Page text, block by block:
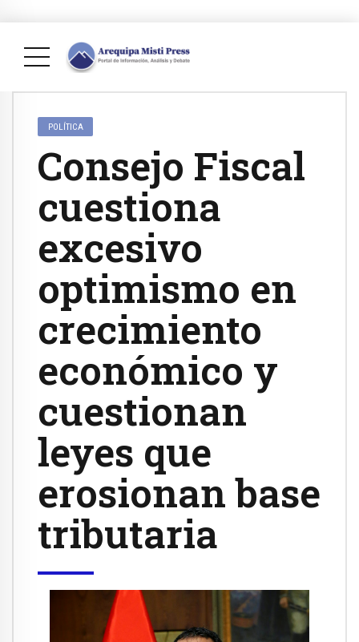
POLÍTICA
Consejo Fiscal
cuestiona
excesivo
optimismo en
crecimiento
económico y
cuestionan
leyes que
erosionan base
tributaria